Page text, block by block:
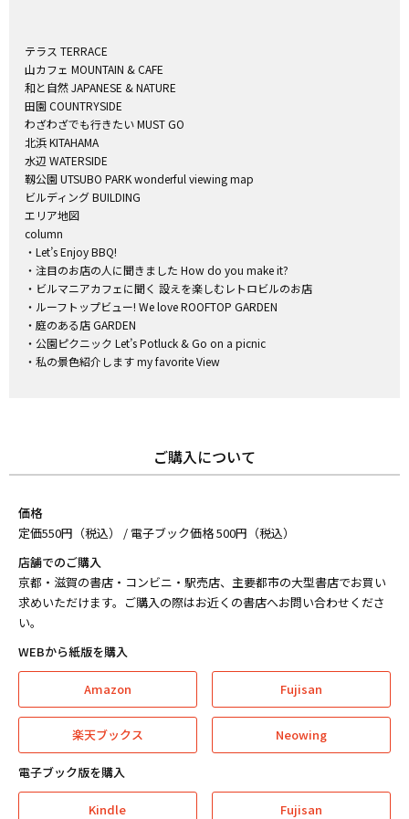
テラス TERRACE
山カフェ MOUNTAIN & CAFE
和と自然 JAPANESE & NATURE
田園 COUNTRYSIDE
わざわざでも行きたい MUST GO
北浜 KITAHAMA
水辺 WATERSIDE
靱公園 UTSUBO PARK wonderful viewing map
ビルディング BUILDING
エリア地図
column
・Let’s Enjoy BBQ!
・注目のお店の人に聞きました How do you make it?
・ビルマニアカフェに聞く 設えを楽しむレトロビルのお店
・ルーフトップビュー! We love ROOFTOP GARDEN
・庭のある店 GARDEN
・公園ピクニック Let’s Potluck & Go on a picnic
・私の景色紹介します my favorite View
ご購入について
価格
定価550円（税込） / 電子ブック価格 500円（税込）
店舗でのご購入
京都・滋賀の書店・コンビニ・駅売店、主要都市の大型書店でお買い
求めいただけます。ご購入の際はお近くの書店へお問い合わせくださ
い。
WEBから紙版を購入
Amazon Fujisan
楽天ブックス Neowing
電子ブック版を購入
Kindle Fujisan